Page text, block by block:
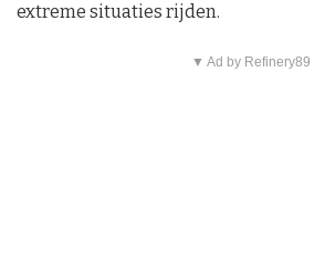
extreme situaties rijden.
▼ Ad by Refinery89